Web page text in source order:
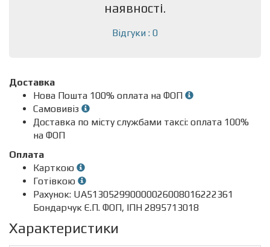
наявності.
Відгуки : 0
Доставка
Нова Пошта 100% оплата на ФОП
Самовивіз
Доставка по місту службами таксі: оплата 100%
на ФОП
Оплата
Карткою
Готівкою
Рахунок: UA513052990000026008016222361
Бондарчук Є.П. ФОП, ІПН 2895713018
Характеристики